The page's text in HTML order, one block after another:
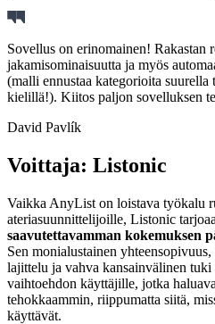
Sovellus on erinomainen! Rakastan
jakamisominaisuutta ja myös
(malli ennustaa kategorioita
kielillä!). Kiitos paljon sovelluksen
David Pavlík
Voittaja: Listonic
Vaikka AnyList on loistava työkalu
ateriasuunnittelijoille, Listonic tarjoaa
saavutettavamman kokemuksen
Sen monialustainen
lajittelu ja vahva kansainvälinen tuki
vaihtoehdon käyttäjille, jotka
tehokkaammin, riippumatta siitä,
käyttävät.